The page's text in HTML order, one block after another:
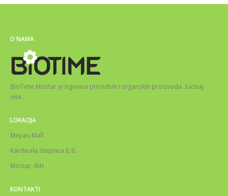
O NAMA
BioTime Mostar je trgovina prirodnih i organskih proizvoda. Saznaj
više…
LOKACIJA
Mepas Mall
Kardinala Stepinca b.b.
Mostar, BiH
KONTAKTI